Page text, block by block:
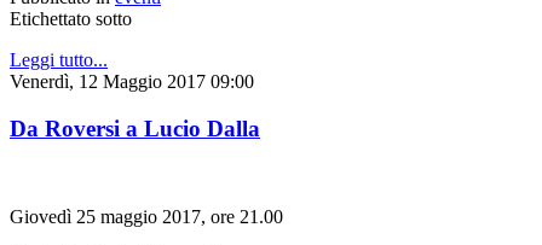
Etichettato sotto
Leggi tutto...
Venerdì, 12 Maggio 2017 09:00
Da Roversi a Lucio Dalla
Giovedì 25 maggio 2017, ore 21.00